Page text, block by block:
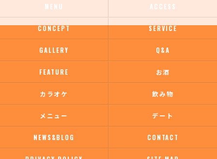
MENU ACCESS
CONCEPT SERVICE
GALLERY Q&A
FEATURE お酒
カラオケ 飲み物
メニュー デート
NEWS&BLOG CONTACT